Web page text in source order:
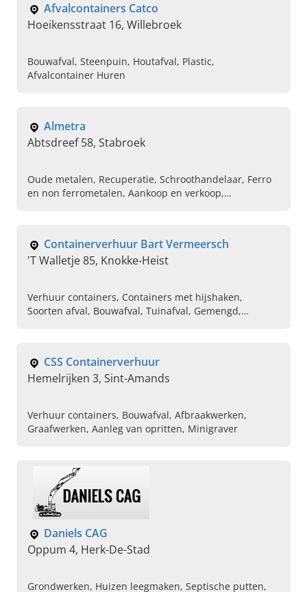
Afvalcontainers Catco
Hoeikensstraat 16, Willebroek
Bouwafval, Steenpuin, Houtafval, Plastic,
Afvalcontainer Huren
Almetra
Abtsdreef 58, Stabroek
Oude metalen, Recuperatie, Schroothandelaar, Ferro
en non ferrometalen, Aankoop en verkoop,
Containerverhuur Bart Vermeersch
'T Walletje 85, Knokke-Heist
Verhuur containers, Containers met hijshaken,
Soorten afval, Bouwafval, Tuinafval, Gemengd,
CSS Containerverhuur
Hemelrijken 3, Sint-Amands
Verhuur containers, Bouwafval, Afbraakwerken,
Graafwerken, Aanleg van opritten, Minigraver
Daniels CAG
Oppum 4, Herk-De-Stad
Grondwerken, Huizen leegmaken, Septische putten,